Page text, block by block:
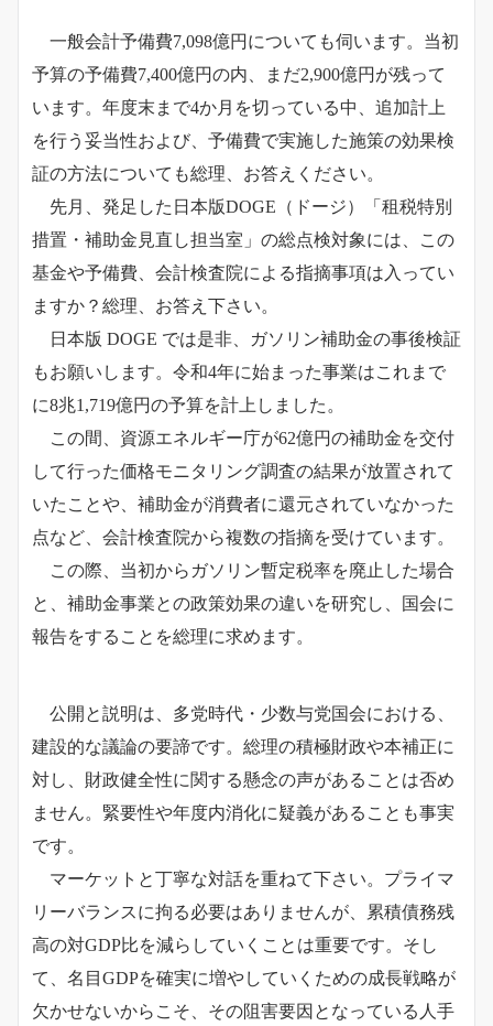
一般会計予備費7,098億円についても伺います。当初
予算の予備費7,400億円の内、まだ2,900億円が残って
います。年度末まで4か月を切っている中、追加計上
を行う妥当性および、予備費で実施した施策の効果検
証の方法についても総理、お答えください。
先月、発足した日本版DOGE（ドージ）「租税特別
措置・補助金見直し担当室」の総点検対象には、この
基金や予備費、会計検査院による指摘事項は入ってい
ますか？総理、お答え下さい。
日本版 DOGE では是非、ガソリン補助金の事後検証
もお願いします。令和4年に始まった事業はこれまで
に8兆1,719億円の予算を計上しました。
この間、資源エネルギー庁が62億円の補助金を交付
して行った価格モニタリング調査の結果が放置されて
いたことや、補助金が消費者に還元されていなかった
点など、会計検査院から複数の指摘を受けています。
この際、当初からガソリン暫定税率を廃止した場合
と、補助金事業との政策効果の違いを研究し、国会に
報告をすることを総理に求めます。
公開と説明は、多党時代・少数与党国会における、
建設的な議論の要諦です。総理の積極財政や本補正に
対し、財政健全性に関する懸念の声があることは否め
ません。緊要性や年度内消化に疑義があることも事実
です。
マーケットと丁寧な対話を重ねて下さい。プライマ
リーバランスに拘る必要はありませんが、累積債務残
高の対GDP比を減らしていくことは重要です。そし
て、名目GDPを確実に増やしていくための成長戦略が
欠かせないからこそ、その阻害要因となっている人手